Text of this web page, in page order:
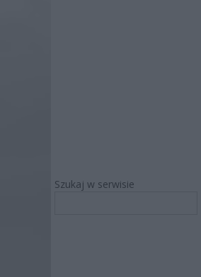
Szukaj w serwisie